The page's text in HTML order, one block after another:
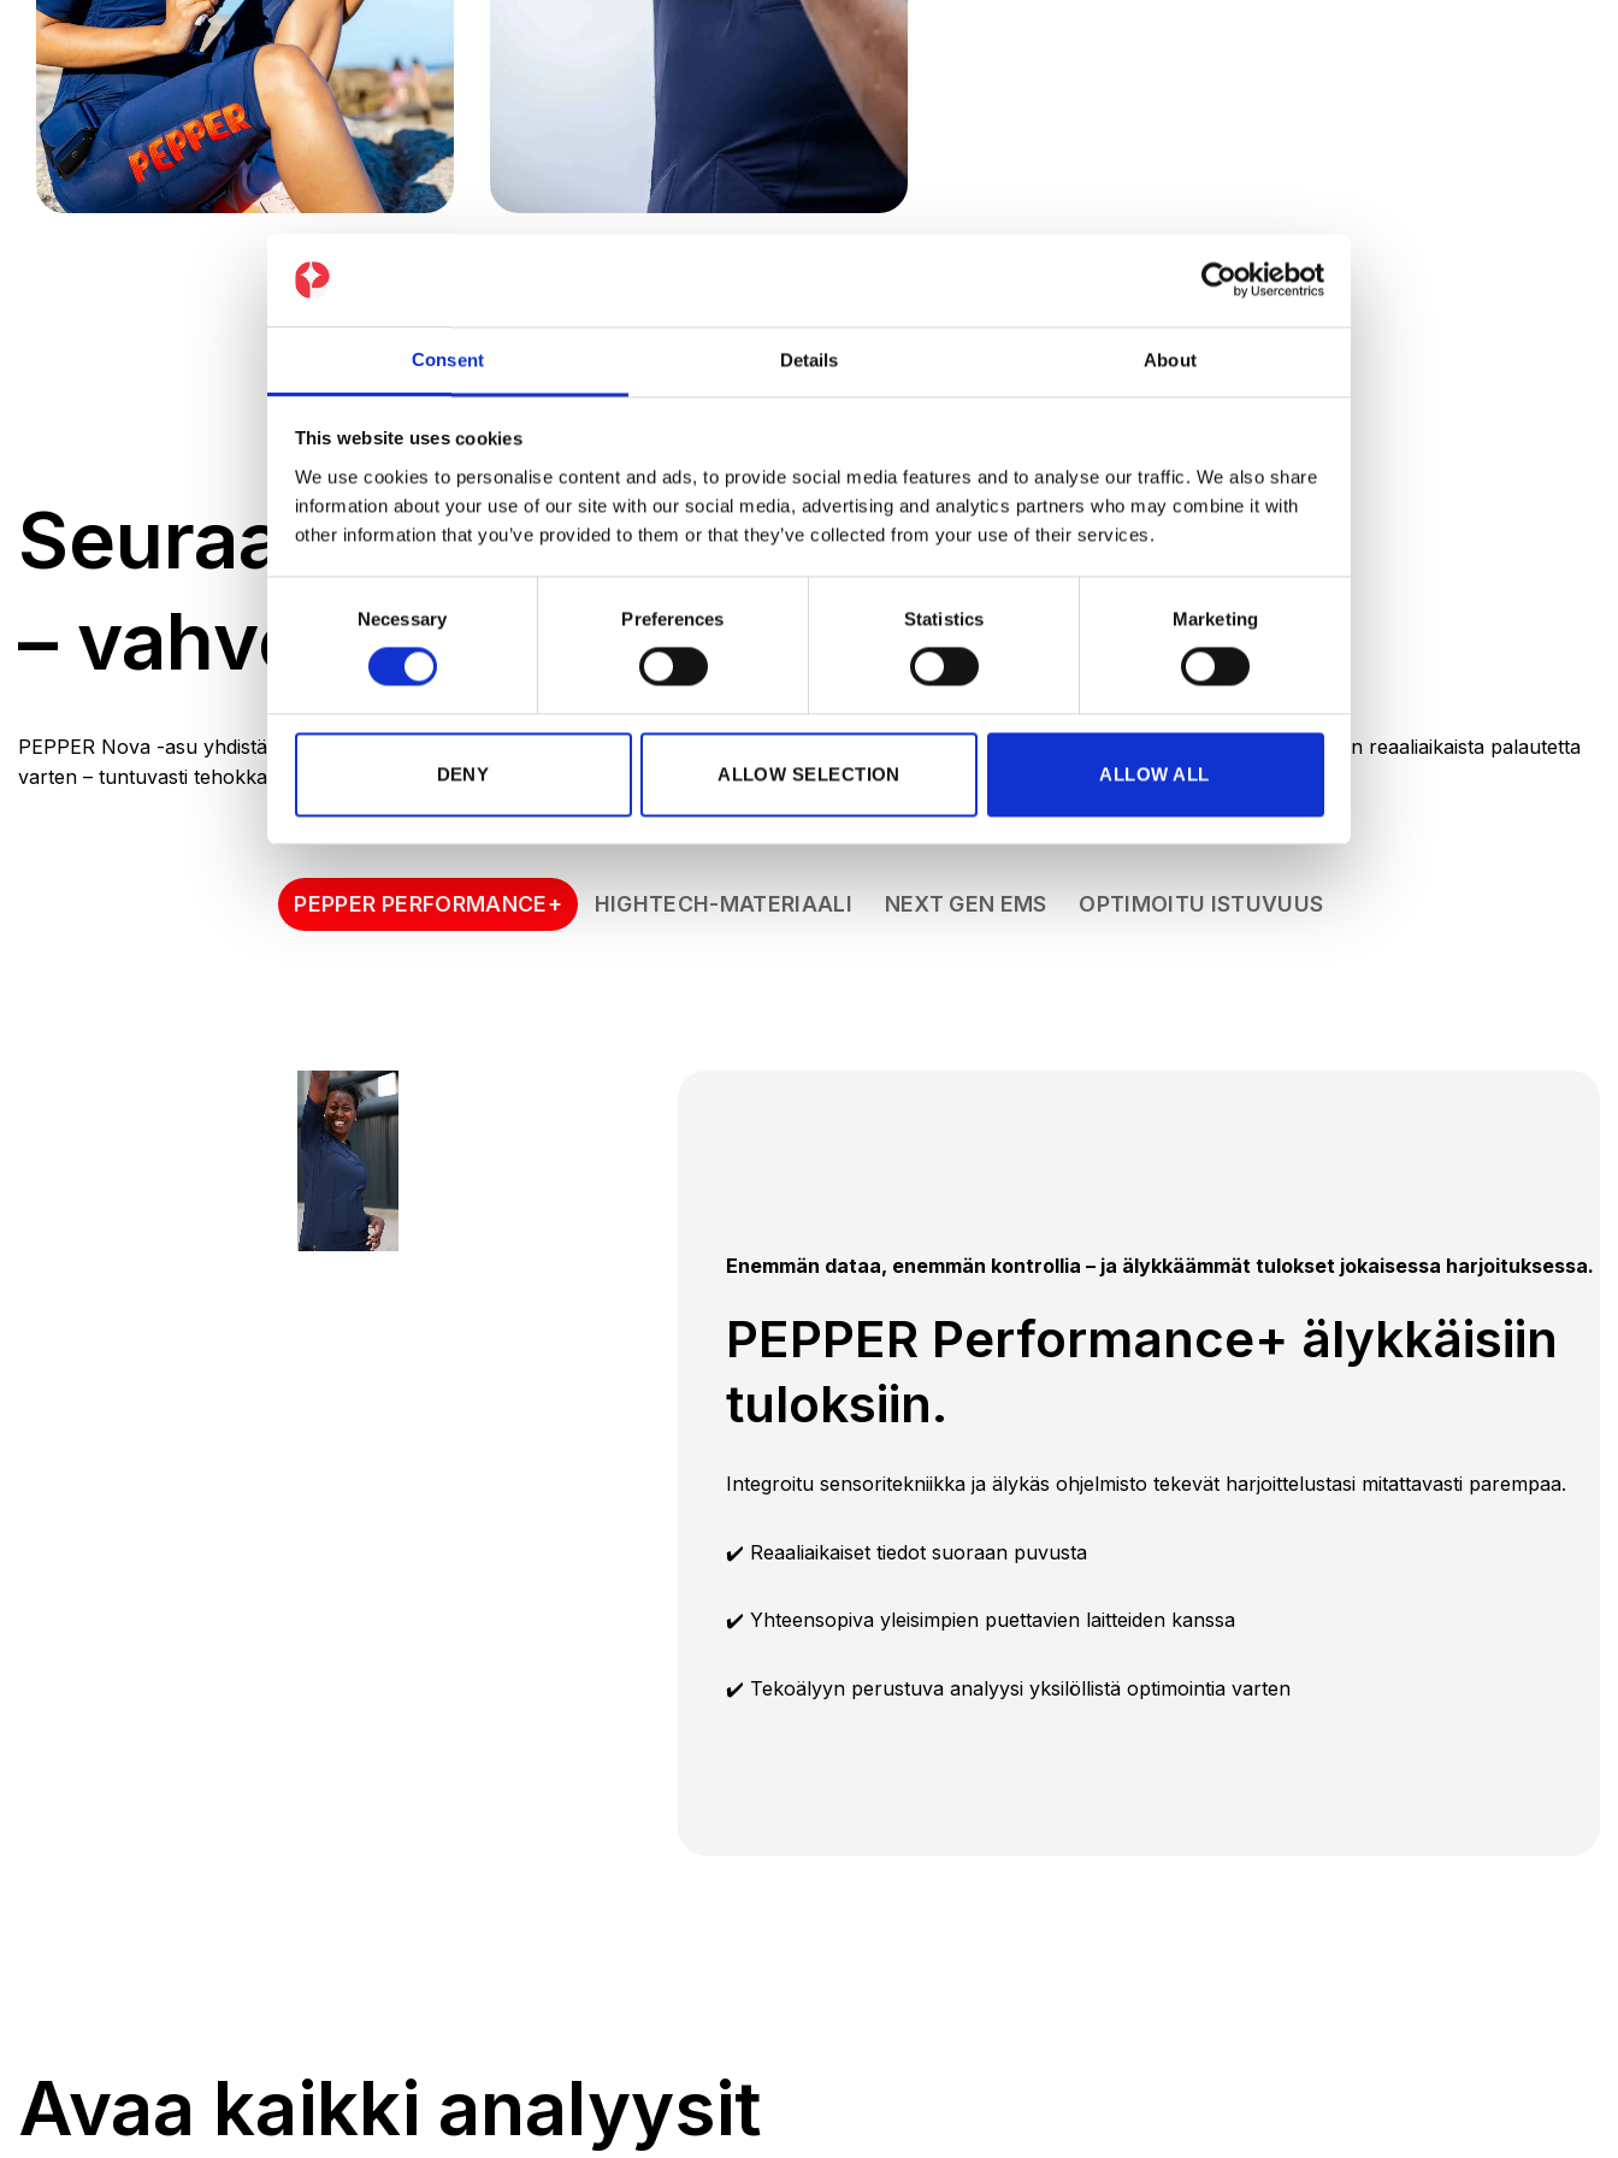
Consent Details About
This website uses cookies
We use cookies to personalise content and ads, to provide social media features and to analyse our traffic. We also share
information about your use of our site with our social media, advertising and analytics partners who may combine it with
other information that you’ve provided to them or that they’ve collected from your use of their services.
Necessary Preferences Statistics Marketing
DENY ALLOW SELECTION ALLOW ALL
Seuraavan sukupolven EMS
– vahvempi, älykkäämpi, parempi.
PEPPER Nova -asu yhdistää kehittyneen EMS-teknologian, maksimaalisen mukavuuden, tarkan harjoittelun ohjauksen ja älykkään sensoritekniikan reaaliaikaista palautetta
varten – tuntuvasti tehokkaampia treenejä varten.
PEPPER PERFORMANCE+ HIGHTECH-MATERIAALI NEXT GEN EMS OPTIMOITU ISTUVUUS
Enemmän dataa, enemmän kontrollia – ja älykkäämmät tulokset jokaisessa harjoituksessa.
PEPPER Performance+ älykkäisiin
tuloksiin.
Integroitu sensoritekniikka ja älykäs ohjelmisto tekevät harjoittelustasi mitattavasti parempaa.
✔️ Reaaliaikaiset tiedot suoraan puvusta
✔️ Yhteensopiva yleisimpien puettavien laitteiden kanssa
✔️ Tekoälyyn perustuva analyysi yksilöllistä optimointia varten
Avaa kaikki analyysit